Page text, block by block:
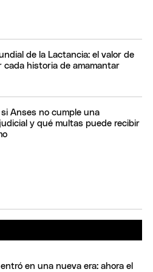
de la Lactancia: el valor de
cada historia de amamantar
Anses no cumple una
y qué multas puede recibir
en una nueva era: ahora el